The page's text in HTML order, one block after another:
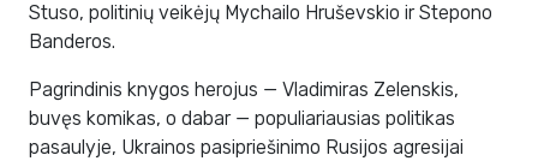
Stuso, politinių veikėjų Mychailo Hruševskio ir Stepono
Banderos.
Pagrindinis knygos herojus — Vladimiras Zelenskis,
buvęs komikas, o dabar — populiariausias politikas
pasaulyje, Ukrainos pasipriešinimo Rusijos agresijai